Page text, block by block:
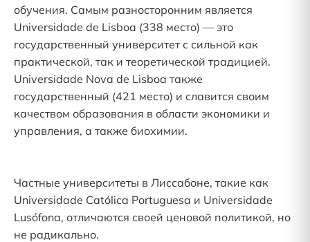
обучения. Самым разносторонним является
Universidade de Lisboa (338 место) — это
государственный университет с сильной как
практической, так и теоретической традицией.
Universidade Nova de Lisboa также
государственный (421 место) и славится своим
качеством образования в области экономики и
управления, а также биохимии.
Частные университеты в Лиссабоне, такие как
Universidade Católica Portuguesa и Universidade
Lusófona, отличаются своей ценовой политикой, но
не радикально.